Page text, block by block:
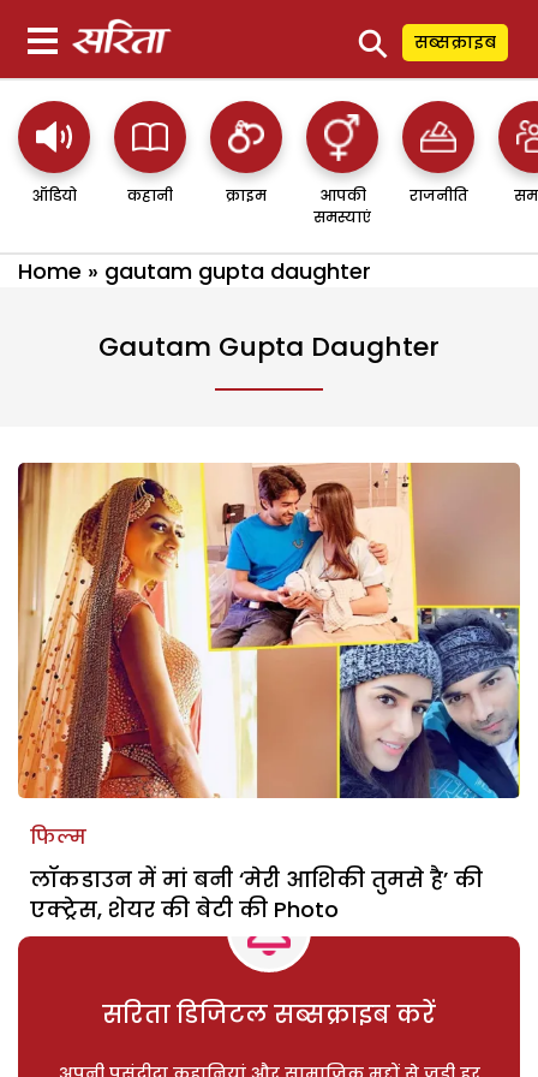
⚲ सब्सक्राइब
ऑडियो कहानी क्राइम
आपकी
समस्याएं
राजनीति
Home » gautam gupta daughter
Gautam Gupta Daughter
फिल्म
लॉकडाउन में मां बनी ‘मेरी आशिकी तुमसे है’ की
एक्ट्रेस, शेयर की बेटी की Photo
सरिता डिजिटल सब्सक्राइब करें